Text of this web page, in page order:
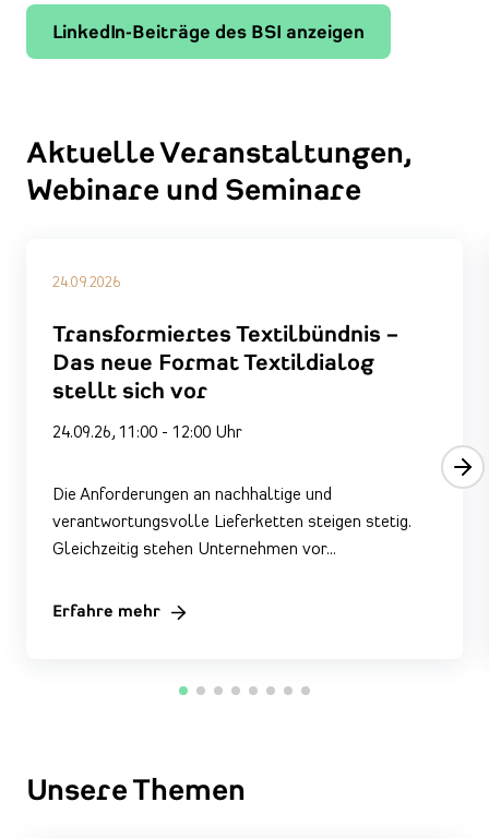
LinkedIn-Beiträge des BSI anzeigen
Aktuelle Veranstaltungen,
Webinare und Seminare
24.09.2026
Transformiertes Textilbündnis –
Das neue Format Textildialog
stellt sich vor
24.09.26, 11:00 - 12:00 Uhr
Die Anforderungen an nachhaltige und
verantwortungsvolle Lieferketten steigen stetig.
Gleichzeitig stehen Unternehmen vor…
Erfahre mehr
Unsere Themen